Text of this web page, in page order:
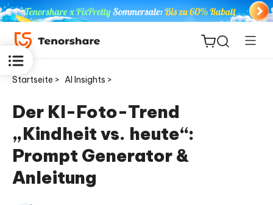
ReiBoot
PDNob
Startseite > AI Insights >
Der KI-Foto-Trend
„Kindheit vs. heute“:
Prompt Generator &
Anleitung